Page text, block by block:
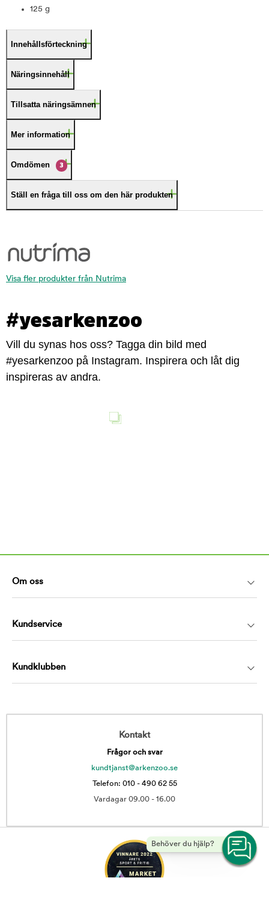
125 g
Innehållsförteckning
Näringsinnehåll
Tillsatta näringsämnen
Mer information
Omdömen 3
Ställ en fråga till oss om den här produkten
Visa fler produkter från Nutrima
#yesarkenzoo
Vill du synas hos oss? Tagga din bild med
#yesarkenzoo på Instagram. Inspirera och låt dig
inspireras av andra.
Behöver du hjälp?
Om oss
Kundservice
Kundklubben
Kontakt
Frågor och svar
kundtjanst@arkenzoo.se
Telefon: 010 - 490 62 55
Vardagar 09.00 - 16.00